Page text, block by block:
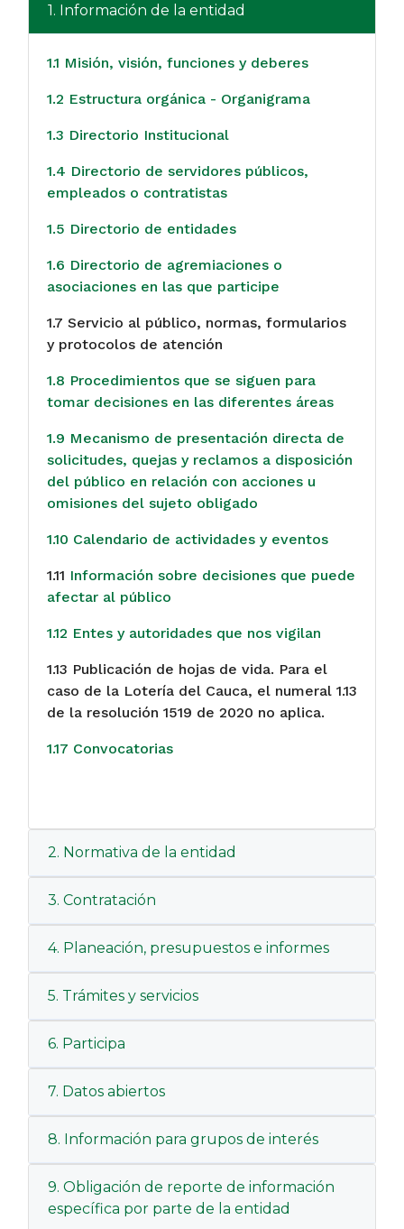
1. Información de la entidad
1.1 Misión, visión, funciones y deberes
1.2 Estructura orgánica - Organigrama
1.3 Directorio Institucional
1.4 Directorio de servidores públicos,
empleados o contratistas
1.5 Directorio de entidades
1.6 Directorio de agremiaciones o
asociaciones en las que participe
1.7 Servicio al público, normas, formularios
y protocolos de atención
1.8 Procedimientos que se siguen para
tomar decisiones en las diferentes áreas
1.9 Mecanismo de presentación directa de
solicitudes, quejas y reclamos a disposición
del público en relación con acciones u
omisiones del sujeto obligado
1.10 Calendario de actividades y eventos
1.11 Información sobre decisiones que puede
afectar al público
1.12 Entes y autoridades que nos vigilan
1.13 Publicación de hojas de vida. Para el
caso de la Lotería del Cauca, el numeral 1.13
de la resolución 1519 de 2020 no aplica.
1.17 Convocatorias
2. Normativa de la entidad
3. Contratación
4. Planeación, presupuestos e informes
5. Trámites y servicios
6. Participa
7. Datos abiertos
8. Información para grupos de interés
9. Obligación de reporte de información
específica por parte de la entidad